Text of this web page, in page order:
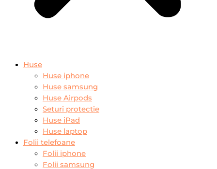
Huse
Huse iphone
Huse samsung
Huse Airpods
Seturi protectie
Huse iPad
Huse laptop
Folii telefoane
Folii iphone
Folii samsung